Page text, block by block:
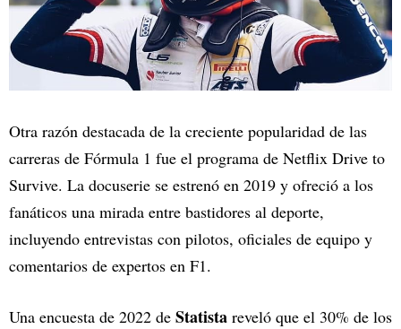
Otra razón destacada de la creciente popularidad de las
carreras de Fórmula 1 fue el programa de Netflix Drive to
Survive. La docuserie se estrenó en 2019 y ofreció a los
fanáticos una mirada entre bastidores al deporte,
incluyendo entrevistas con pilotos, oficiales de equipo y
comentarios de expertos en F1.
Una encuesta de 2022 de Statista reveló que el 30% de los